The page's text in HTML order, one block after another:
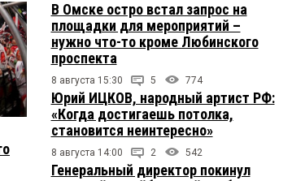
В Омске остро встал запрос на
площадки для мероприятий –
нужно что-то кроме Любинского
проспекта
8 августа 15:30 5 774
Юрий ИЦКОВ, народный артист РФ:
«Когда достигаешь потолка,
становится неинтересно»
8 августа 14:00 2 542
Генеральный директор покинул